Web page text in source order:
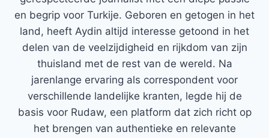
en begrip voor Turkije. Geboren en getogen in het
land, heeft Aydin altijd interesse getoond in het
delen van de veelzijdigheid en rijkdom van zijn
thuisland met de rest van de wereld. Na
jarenlange ervaring als correspondent voor
verschillende landelijke kranten, legde hij de
basis voor Rudaw, een platform dat zich richt op
het brengen van authentieke en relevante